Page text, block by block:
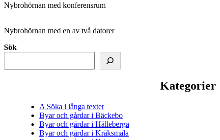
Nybrohörnan med konferensrum
Nybrohörnan med en av två datorer
Sök
Kategorier
A Söka i långa texter
Byar och gårdar i Bäckebo
Byar och gårdar i Hälleberga
Byar och gårdar i Kråksmåla